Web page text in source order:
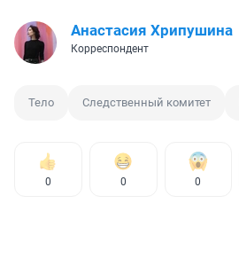
Анастасия Хрипушина
Корреспондент
Тело Следственный комитет
0 0 0